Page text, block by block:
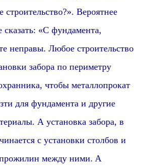
строительство?». Вероятнее
«С фундамента,
неправы. Любое строительство
забора по периметру
чтобы металлопрокат
для фундамента и другие
А установка забора, в
с установки столбови
между ними. А